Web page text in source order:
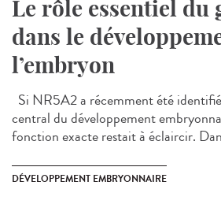
Le rôle essentiel du
dans le
l’embryon
Si NR5A2 a récemment été
central du développement
fonction exacte restait à éclaircir.
DÉVELOPPEMENT EMBRYONNAIRE